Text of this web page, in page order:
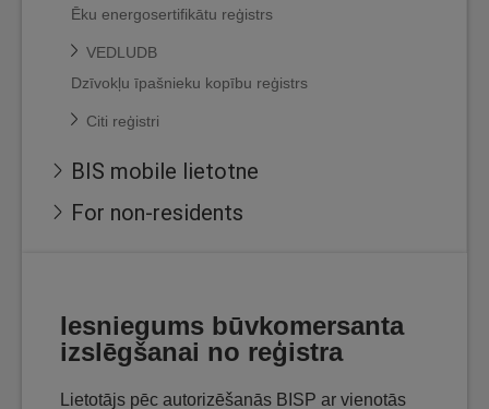
Ēku energosertifikātu reģistrs
VEDLUDB
Dzīvokļu īpašnieku kopību reģistrs
Citi reģistri
BIS mobile lietotne
For non-residents
Iesniegums būvkomersanta
izslēgšanai no reģistra
Lietotājs pēc autorizēšanās BISP ar vienotās